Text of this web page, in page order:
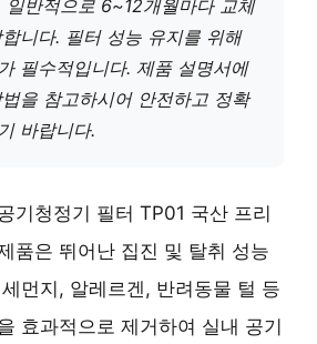
일반적으로 6~12개월마다 교체
니다. 필터 성능 유지를 위해
필수적입니다. 제품 설명서에
을 참고하시어 안전하고 정확
바랍니다.
기청정기 필터 TP01 국산 프리
품은 뛰어난 집진 및 탈취 성능
먼지, 알레르겐, 반려동물 털 등
효과적으로 제거하여 실내 공기